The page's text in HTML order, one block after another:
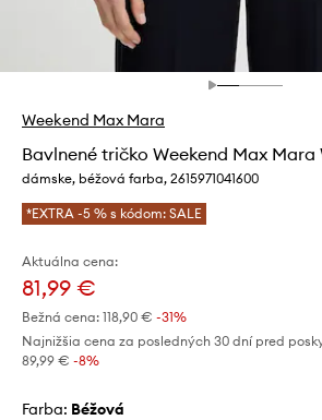
Weekend Max Mara
Bavlnené tričko Weekend Max Mara
dámske, béžová farba, 2615971041600
*EXTRA -5 % s kódom: SALE
Aktuálna cena:
81,99 €
Bežná cena: 118,90 € -31%
Najnižšia cena za posledných 30 dní pred
89,99 € -8%
Farba: béžová